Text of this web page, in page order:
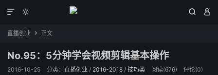
  

直播创业  正文
No.95：5分钟学会视频剪辑基本操作
2016-10-25 分类： 直播创业 / 2016-2018 / 技巧类 阅读(676) 评论(0)